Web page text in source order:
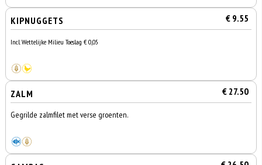
KIPNUGGETS € 9.55
Incl. Wettelijke Milieu Toeslag € 0,05
ZALM € 27.50
Gegrilde zalmfilet met verse groenten.